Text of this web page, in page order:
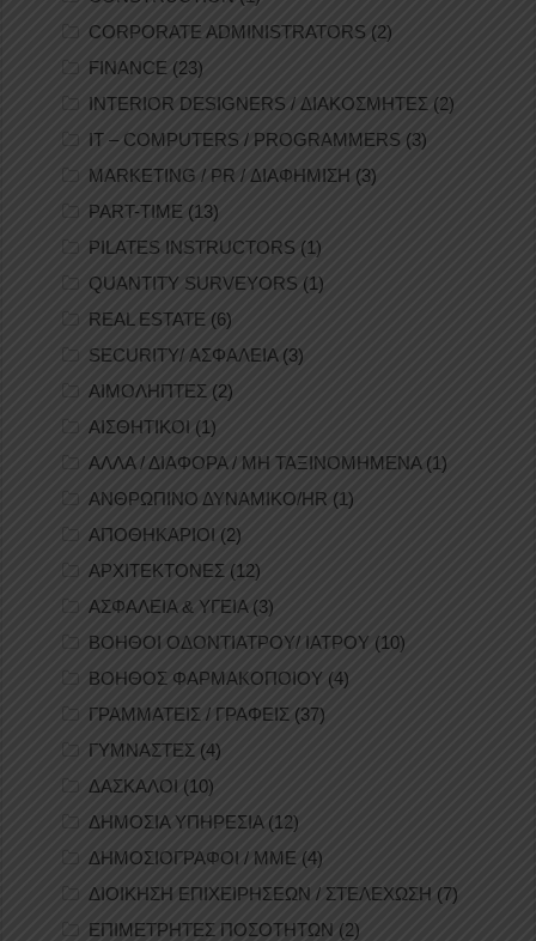
CORPORATE ADMINISTRATORS (2)
FINANCE (23)
INTERIOR DESIGNERS / ΔΙΑΚΟΣΜΗΤΕΣ (2)
IT – COMPUTERS / PROGRAMMERS (3)
MARKETING / PR / ΔΙΑΦΗΜΙΣΗ (3)
PART-TIME (13)
PILATES INSTRUCTORS (1)
QUANTITY SURVEYORS (1)
REAL ESTATE (6)
SECURITY/ ΑΣΦΑΛΕΙΑ(3)
ΑΙΜΟΛΗΠΤΕΣ (2)
ΑΙΣΘΗΤΙΚΟΙ (1)
ΑΛΛΑ / ΔΙΑΦΟΡΑ / ΜΗ ΤΑΞΙΝΟΜΗΜΕΝΑ(1)
ΑΝΘΡΩΠΙΝΟ ΔΥΝΑΜΙΚΟ/HR (1)
ΑΠΟΘΗΚΑΡΙΟΙ (2)
ΑΡΧΙΤΕΚΤΟΝΕΣ (12)
ΑΣΦΑΛΕΙΑ & ΥΓΕΙΑ (3)
ΒΟΗΘΟΙ ΟΔΟΝΤΙΑΤΡΟΥ/ ΙΑΤΡΟΥ (10)
ΒΟΗΘΟΣ ΦΑΡΜΑΚΟΠΟΙΟΥ (4)
ΓΡΑΜΜΑΤΕΙΣ / ΓΡΑΦΕΙΣ (37)
ΓΥΜΝΑΣΤΕΣ (4)
ΔΑΣΚΑΛΟΙ (10)
ΔΗΜΟΣΙΑ ΥΠΗΡΕΣΙΑ(12)
ΔΗΜΟΣΙΟΓΡΑΦΟΙ / ΜΜΕ (4)
ΔΙΟΙΚΗΣΗ ΕΠΙΧΕΙΡΗΣΕΩΝ / ΣΤΕΛΕΧΩΣΗ (7)
ΕΠΙΜΕΤΡΗΤΕΣ ΠΟΣΟΤΗΤΩΝ (2)